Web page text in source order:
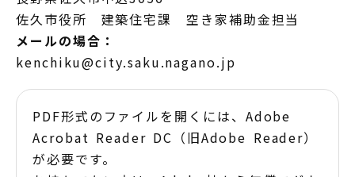
佐久市役所 建築住宅課 空き家補助金担当
メールの場合：
kenchiku@city.saku.nagano.jp
PDF形式のファイルを開くには、Adobe
Acrobat Reader DC（旧Adobe Reader）
が必要です。